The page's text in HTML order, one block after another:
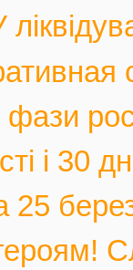
і 30